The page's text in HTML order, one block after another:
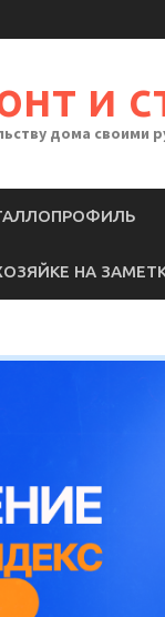
и
дома своими
НА